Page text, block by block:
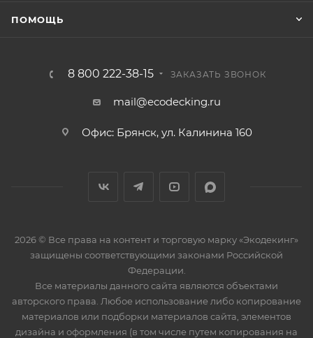
ПОМОЩЬ
8 800 222-38-15 ЗАКАЗАТЬ ЗВОНОК
mail@ecodecking.ru
Офис: Брянск, ул. Калинина 160
2026 © Все права на контент и торговую марку «Экодекинг»
защищены соответствующими законами Российской
Федерации.
Все материалы данного сайта являются объектами
авторского права. Любое использование либо копирование
материалов или подборки материалов сайта, элементов
дизайна и оформления (в том числе путем копирования на